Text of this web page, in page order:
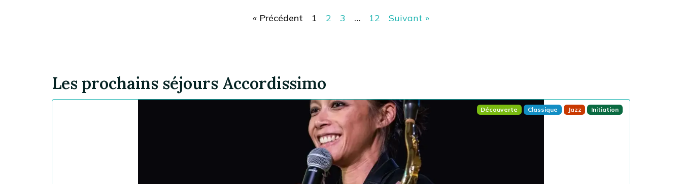
« Précédent 1 2 3 … 12 Suivant »
Les prochains séjours Accordissimo
Découverte Classique Jazz Initiation